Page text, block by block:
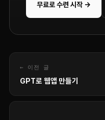
무료로 수련 시작 →
← 이전 글
GPT로 웹앱 만들기